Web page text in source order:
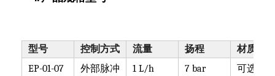
型号 控制方式 流量 扬程
材质
EP-01-07
外部脉冲
1 L/h 7 bar
可选